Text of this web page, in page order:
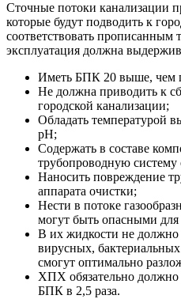
Сточные потоки канализации
которые будут подводить к
соответствовать
эксплуатация должна
Иметь БПК 20 выше, чем
Не должна приводить к
городской канализации;
Обладать температурой
рН;
Содержать в составе
трубопроводную систему
Наносить повреждение
аппарата очистки;
Нести в потоке
могут быть опасными
В их жидкости не
вирусных,
смогут оптимально
ХПХ обязательно должно
БПК в 2,5 раза.